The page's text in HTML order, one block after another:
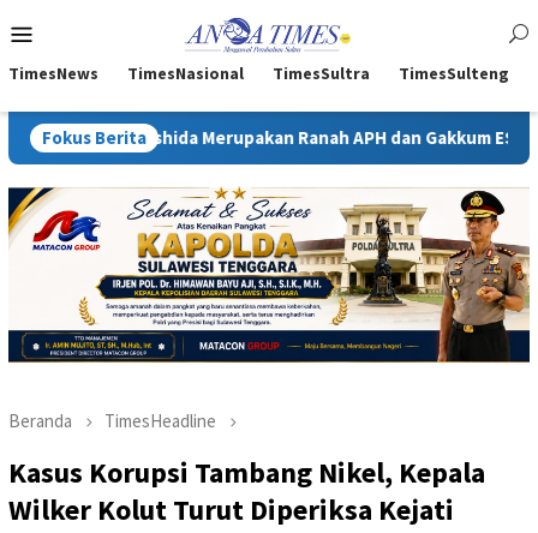
ke
Mobile
TimesNews TimesNasional TimesSultra TimesSulteng
Fokus Berita
Merupakan Ranah APH dan Gakkum ESDM Kejati
Beranda TimesHeadline
Kasus Korupsi Tambang Nikel, Kepala
Wilker Kolut Turut Diperiksa Kejati